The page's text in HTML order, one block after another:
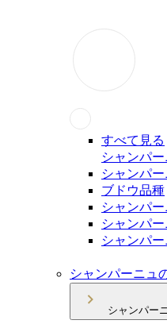
すべて見る
シャンパ
シャンパ
ブドウ品種
シャンパ
シャンパ
シャンパ
シャンパーニュ
シャンパー